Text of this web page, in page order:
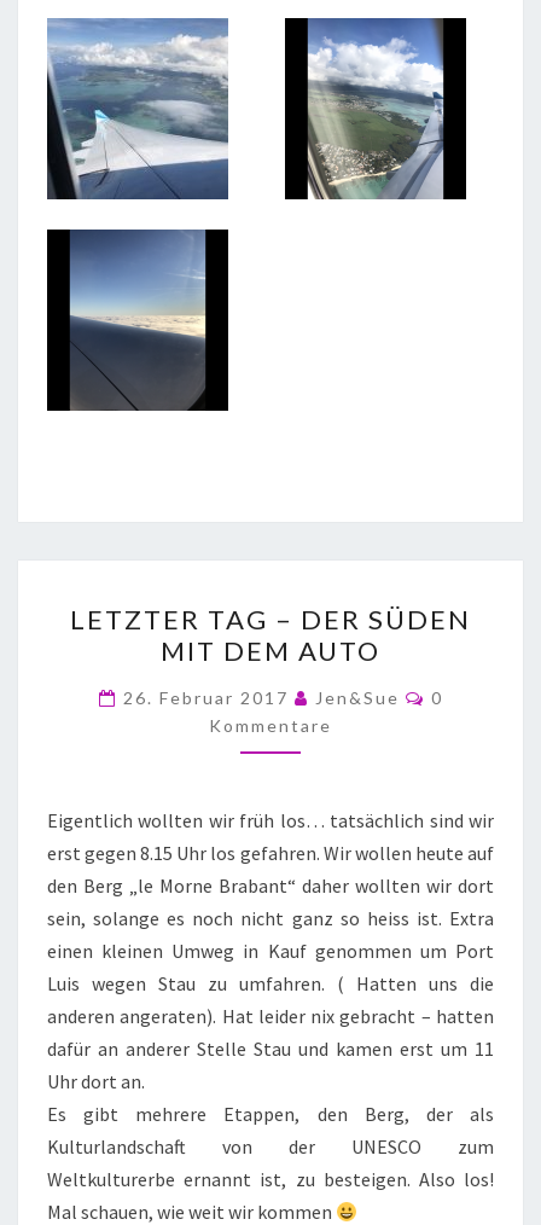
LETZTER TAG – DER SÜDEN
MIT DEM AUTO
26. Februar 2017 Jen&Sue
0
Kommentare
Eigentlich wollten wir früh los… tatsächlich sind wir
erst gegen 8.15 Uhr los gefahren. Wir wollen heute auf
den Berg „le Morne Brabant“ daher wollten wir dort
sein, solange es noch nicht ganz so heiss ist. Extra
einen kleinen Umweg in Kauf genommen um Port
Luis wegen Stau zu umfahren. ( Hatten uns die
anderen angeraten). Hat leider nix gebracht – hatten
dafür an anderer Stelle Stau und kamen erst um 11
Uhr dort an.
Es gibt mehrere Etappen, den Berg, der als
Kulturlandschaft von der UNESCO zum
Weltkulturerbe ernannt ist, zu besteigen. Also los!
Mal schauen, wie weit wir kommen